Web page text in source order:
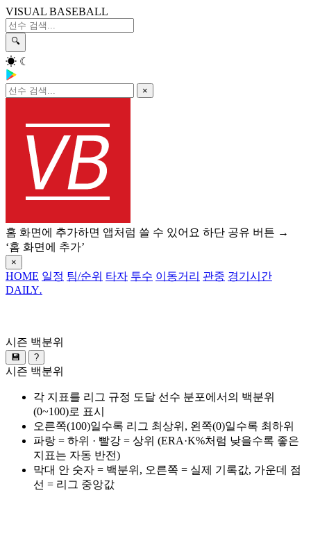
VISUAL BASEBALL
🔍
☀ ☾
×
홈 화면에 추가하면 앱처럼 쓸 수 있어요 하단 공유 버튼 →
‘홈 화면에 추가’
×
HOME 일정 팀/순위 타자 투수 이동거리 관중 경기시간
DAILY.
시즌 백분위
💾 ?
시즌 백분위
각 지표를 리그 규정 도달 선수 분포에서의 백분위
(0~100)로 표시
오른쪽(100)일수록 리그 최상위, 왼쪽(0)일수록 최하위
파랑 = 하위 · 빨강 = 상위 (ERA·K%처럼 낮을수록 좋은
지표는 자동 반전)
막대 안 숫자 = 백분위, 오른쪽 = 실제 기록값, 가운데 점
선 = 리그 중앙값